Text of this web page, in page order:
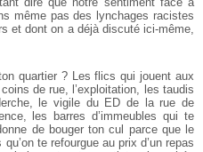
même pas des lynchages racistes
et dont on a déjà discuté ici-même,
quartier ? Les flics qui jouent aux
de rue, l’exploitation, les taudis
le vigile du ED de la rue de
les barres d’immeubles qui te
de bouger ton cul parce que le
te refourgue au prix d’un repas